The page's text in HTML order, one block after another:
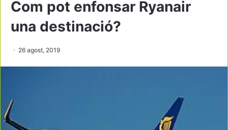
Com pot enfonsar Ryanair
una destinació?
26 agost, 2019